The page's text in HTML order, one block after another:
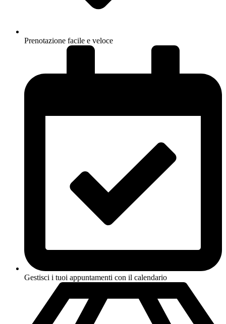
Prenotazione facile e veloce
Gestisci i tuoi appuntamenti con il calendario